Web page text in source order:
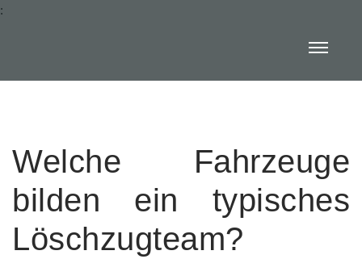
:
Welche Fahrzeuge
bilden ein typisches
Löschzugteam?